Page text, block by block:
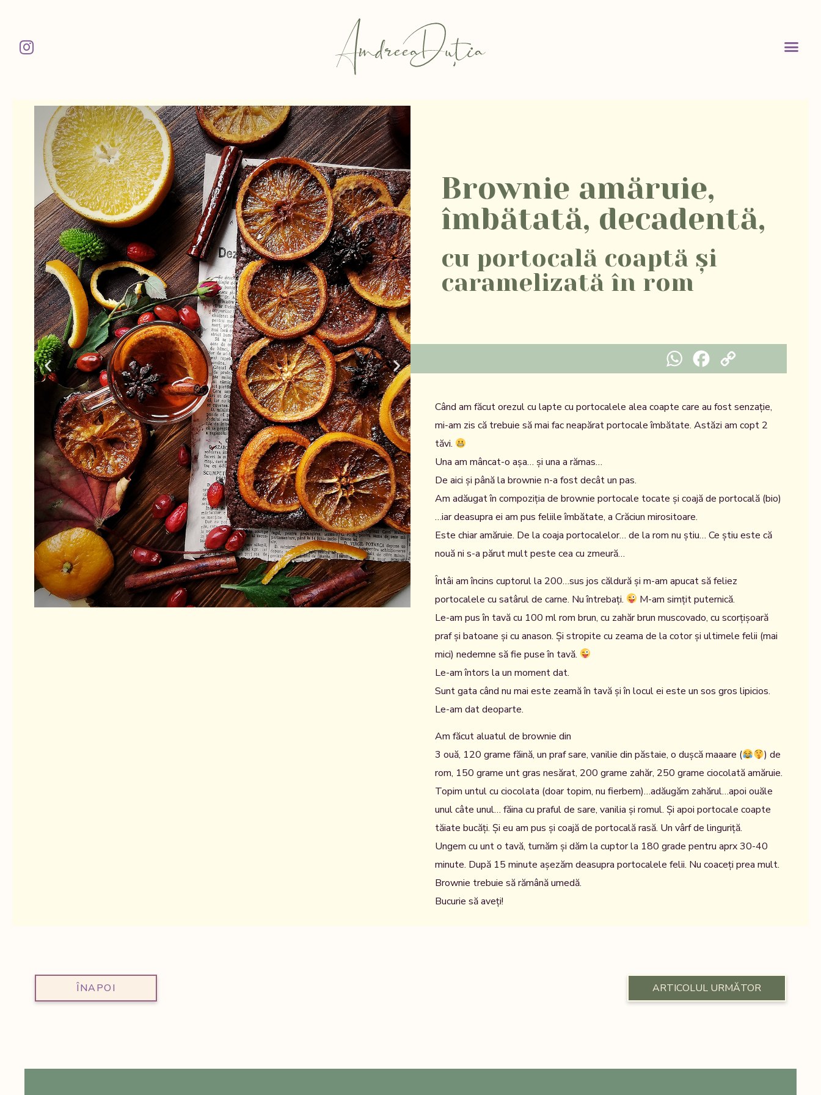
Brownie amăruie,
îmbătată, decadentă,
cu portocală coaptă și
caramelizată în rom
WhatsAppFacebook
Copy Link
Când am făcut orezul cu lapte cu portocalele alea coapte care au fost senzație,
mi-am zis că trebuie să mai fac neapărat portocale îmbătate. Astăzi am copt 2
tăvi.
Una am mâncat-o așa… și una a rămas…
De aici și până la brownie n-a fost decât un pas.
Am adăugat în compoziția de brownie portocale tocate și coajă de portocală (bio)
…iar deasupra ei am pus feliile îmbătate, a Crăciun mirositoare.
Este chiar amăruie. De la coaja portocalelor… de la rom nu știu… Ce știu este că
nouă ni s-a părut mult peste cea cu zmeură…
Întâi am încins cuptorul la 200…sus jos căldură și m-am apucat să feliez
portocalele cu satârul de carne. Nu întrebați.
M-am simțit puternică.
Le-am pus în tavă cu 100 ml rom brun, cu zahăr brun muscovado, cu scorțișoară
praf și batoane și cu anason. Și stropite cu zeama de la cotor și ultimele felii (mai
mici) nedemne să fie puse în tavă.
Le-am întors la un moment dat.
Sunt gata când nu mai este zeamă în tavă și în locul ei este un sos gros lipicios.
Le-am dat deoparte.
Am făcut aluatul de brownie din
3 ouă, 120 grame făină, un praf sare, vanilie din păstaie, o dușcă maaare (
) de
rom, 150 grame unt gras nesărat, 200 grame zahăr, 250 grame ciocolată amăruie.
Topim untul cu ciocolata (doar topim, nu fierbem)…adăugăm zahărul…apoi ouăle
unul câte unul… făina cu praful de sare, vanilia și romul. Și apoi portocale coapte
tăiate bucăți. Și eu am pus și coajă de portocală rasă. Un vârf de linguriță.
Ungem cu unt o tavă, turnăm și dăm la cuptor la 180 grade pentru aprx 30-40
minute. După 15 minute așezăm deasupra portocalele felii. Nu coaceți prea mult.
Brownie trebuie să rămână umedă.
Bucurie să aveți!
ÎNAPOI ARTICOLUL URMĂTOR